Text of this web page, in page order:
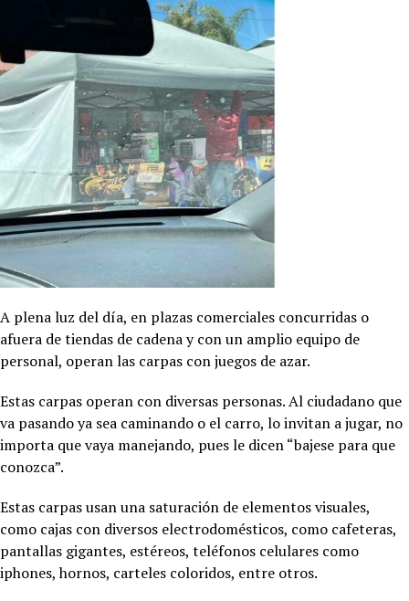
A plena luz del día, en plazas comerciales concurridas o
afuera de tiendas de cadena y con un amplio equipo de
personal, operan las carpas con juegos de azar.
Estas carpas operan con diversas personas. Al ciudadano que
va pasando ya sea caminando o el carro, lo invitan a jugar, no
importa que vaya manejando, pues le dicen “bajese para que
conozca”.
Estas carpas usan una saturación de elementos visuales,
como cajas con diversos electrodomésticos, como cafeteras,
pantallas gigantes, estéreos, teléfonos celulares como
iphones, hornos, carteles coloridos, entre otros.